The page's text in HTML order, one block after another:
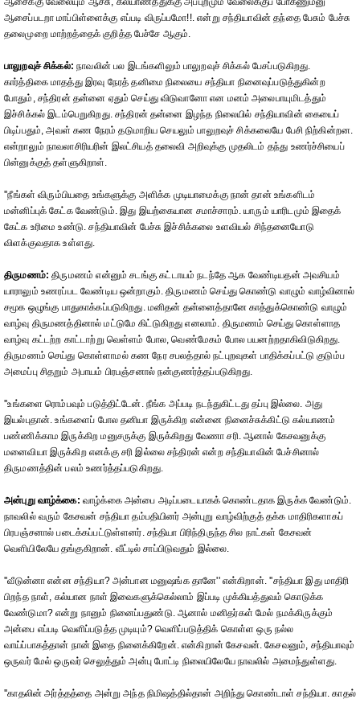
ஆசைப்படறா மாப்பிள்ளைக்கு எப்படி விருப்பமோ!!. என்று சந்தியாவின் தந்தை பேசும் பேச்சு
தலைமுறை மாற்றத்தைக் குறித்த பேச்சே ஆகும்.
பாலுறவுச் சிக்கல்:நாவலின் பல இடங்களிலும் பாலுறவுச் சிக்கல் பேசப்படுகிறது.
கார்த்திகை மாதத்து இரவு நேரத் தனிமை நிலையை சந்தியா நினைவுப்படுத்துகின்ற
போதும், சந்திரன் தன்னை ஏதும் செய்து விடுவானோ என மனம் அலைபாயுமிடத்தும்
இச்சிக்கல் இடம்பெறுகிறது. சந்திரன் தன்னை இழந்த நிலையில் சந்தியாவின் கையைப்
பிடிப்பதும், அவள் கண நேரம் தடுமாறிய செயலும் பாலுறவுச் சிக்கலையே பேசி நிற்கின்றன.
என்றாலும் நாவலாசிரியரின் இலட்சியத் தலைவி அறிவுக்கு முதலிடம் தந்து உணர்ச்சியைப்
பின்னுக்குத் தள்ளுகிறாள்.
''நீங்கள் விரும்பியதை உங்களுக்கு அளிக்க முடியாமைக்கு நான் தான் உங்களிடம்
மன்னிப்புக் கேட்க வேண்டும். இது இயற்கையான சமாச்சாரம். யாரும் யாரிடமும் இதைக்
கேட்க உரிமை உண்டு. சந்தியாவின் பேச்சு இச்சிக்கலை உளவியல் சிந்தனையோடு
விளக்குவதாக உள்ளது.
திருமணம்:திருமணம் என்னும் சடங்கு கட்டாயம் நடந்தே ஆக வேண்டியதன் அவசியம்
யாராலும் உணரப்பட வேண்டிய ஒன்றாகும். திருமணம் செய்து கொண்டு வாழும் வாழ்வினால்
சமூக ஒழுங்கு பாதுகாக்கப்படுகிறது. மனிதன் தன்னைத்தானே காத்துக்கொண்டு வாழும்
வாழ்வு திருமணத்தினால் மட்டுமே கிட்டுகிறது எனலாம். திருமணம் செய்து கொள்ளாத
வாழ்வு கட்டற்ற காட்டாற்று வெள்ளம் போல, வெண்மேகம் போல பயனற்றதாகிவிடுகிறது.
திருமணம் செய்து கொள்ளாமல் கண நேர சபலத்தால் நட்புறவுகள் பாதிக்கப்பட்டு குடும்ப
அமைப்பு சிதறும் அபாயம் பிரபஞ்சனால் நன்குணர்த்தப்படுகிறது.
''உங்களை ரொம்பவும் படுத்திட்டேன். நீங்க அப்படி நடந்துகிட்டது தப்பு இல்லை. அது
இயல்புதான். உங்களைப் போல தனியா இருக்கிற என்னை நினைச்சுக்கிட்டு கல்யாணம்
பண்ணிக்காம இருக்கிற மனுசருக்கு இருக்கிறது வேணா சரி. ஆனால் கேசவனுக்கு
மனைவியா இருக்கிற எனக்கு சரி இல்லை சந்திரன் என்ற சந்தியாவின் பேச்சினால்
திருமணத்தின் பலம் உணர்த்தப்படுகிறது.
அன்புறு வாழ்க்கை: வாழ்க்கை அன்பை அடிப்படையாகக் கொண்டதாக இருக்க வேண்டும்.
நாவலில் வரும் கேசவன் சந்தியா தம்பதியினர் அன்புறு வாழ்விற்குத் தக்க மாதிரிகளாகப்
பிரபஞ்சனால் படைக்கப்பட்டுள்ளனர். சந்தியா பிரிந்திருந்த சில நாட்கள் கேசவன்
வெளியிலேயே தங்குகிறான். வீட்டில் சாப்பிடுவதும் இல்லை.
''வீடுன்னா என்ன சந்தியா? அன்பான மனுஷங்க தானே'' என்கிறான். ''சந்தியா இது மாதிரி
பிறந்த நாள், கல்யான நாள் இவைகளுக்கெல்லாம் இப்படி முக்கியத்துவம் கொடுக்க
வேண்டுமா? என்று நானும் நினைப்பதுண்டு. ஆனால் மனிதர்கள் மேல் நமக்கிருக்கும்
அன்பை எப்படி வெளிப்படுத்த முடியும்? வெளிப்படுத்திக் கொள்ள ஒரு நல்ல
வாய்ப்பாகத்தான் நான் இதை நினைக்கிறேன். என்கிறான் கேசவன். கேசவனும், சந்தியாவும்
ஒருவர் மேல் ஒருவர் செலுத்தும் அன்பு போட்டி நிலையிலேயே நாவலில் அமைந்துள்ளது.
''காதலின் அர்த்தத்தை அன்று அந்த நிமிஷத்தில்தான் அறிந்து கொண்டாள் சந்தியா. காதல்